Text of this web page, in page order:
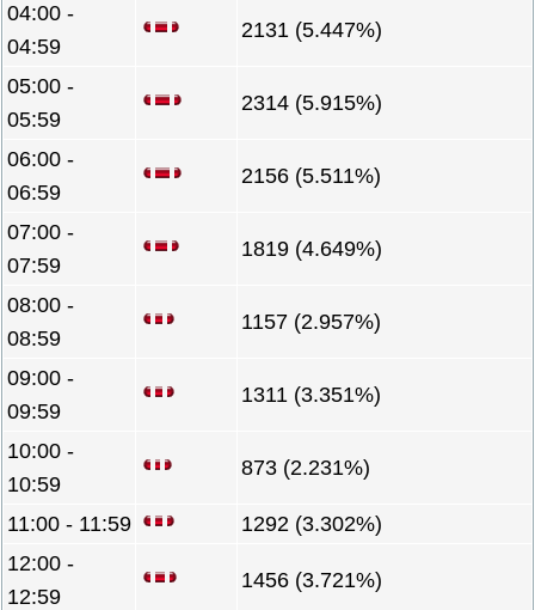
04:00 -
04:59
2131 (5.447%)
05:00 -
05:59
2314 (5.915%)
06:00 -
06:59
2156 (5.511%)
07:00 -
07:59
1819 (4.649%)
08:00 -
08:59
1157 (2.957%)
09:00 -
09:59
1311 (3.351%)
10:00 -
10:59
873 (2.231%)
11:00 - 11:59
1292 (3.302%)
12:00 -
12:59
1456 (3.721%)